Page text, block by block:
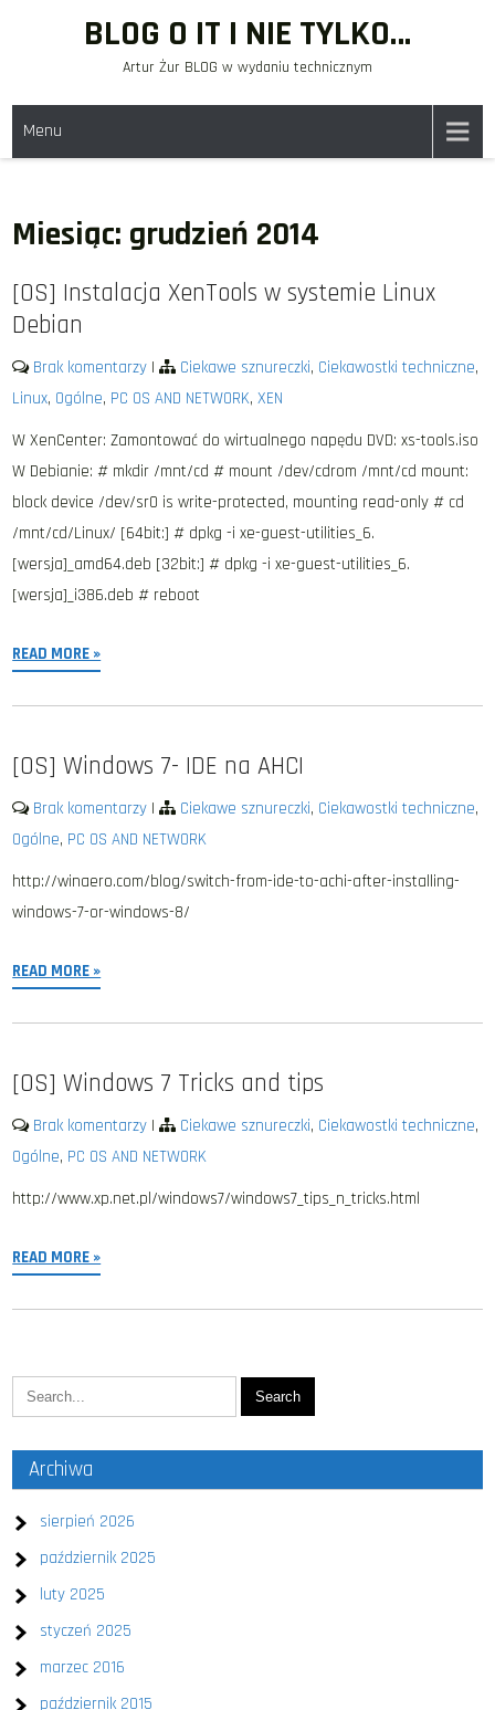
BLOG O IT I NIE TYLKO…
Artur Żur BLOG w wydaniu technicznym
Menu
Miesiąc: grudzień 2014
[OS] Instalacja XenTools w systemie Linux
Debian
Brak komentarzy | Ciekawe sznureczki, Ciekawostki techniczne,
Linux, Ogólne, PC OS AND NETWORK,XEN
W XenCenter: Zamontować do wirtualnego napędu DVD: xs-tools.iso
W Debianie: # mkdir /mnt/cd # mount /dev/cdrom /mnt/cd mount:
block device /dev/sr0 is write-protected, mounting read-only # cd
/mnt/cd/Linux/ [64bit:] # dpkg -i xe-guest-utilities_6.
[wersja]_amd64.deb [32bit:] # dpkg -i xe-guest-utilities_6.
[wersja]_i386.deb # reboot
READ MORE »
[OS] Windows 7- IDE na AHCI
Brak komentarzy | Ciekawe sznureczki, Ciekawostki techniczne,
Ogólne, PC OS AND NETWORK
http://winaero.com/blog/switch-from-ide-to-achi-after-installing-
windows-7-or-windows-8/
READ MORE »
[OS] Windows 7 Tricks and tips
Brak komentarzy | Ciekawe sznureczki, Ciekawostki techniczne,
Ogólne, PC OS AND NETWORK
http://www.xp.net.pl/windows7/windows7_tips_n_tricks.html
READ MORE »
Archiwa
sierpień 2026
październik 2025
luty 2025
styczeń 2025
marzec 2016
październik 2015